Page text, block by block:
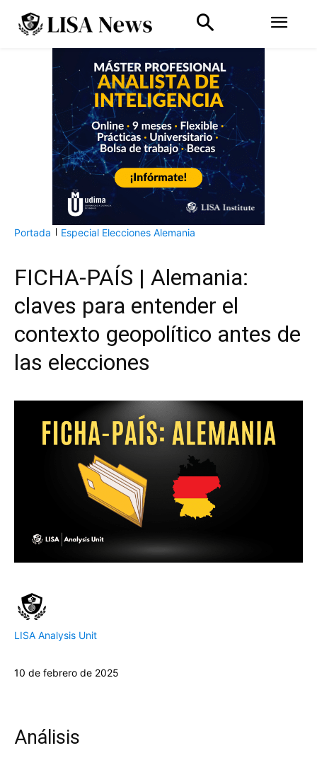
Portada Especial Elecciones Alemania
FICHA-PAÍS | Alemania:
claves para entender el
contexto geopolítico antes de
las elecciones
LISA Analysis Unit
10 de febrero de 2025
Análisis